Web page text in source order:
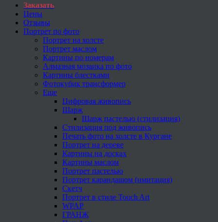
Заказать
Цены
Отзывы
Портрет по фото
Портрет на холсте
Портрет маслом
Картины по номерам
Алмазная мозаика по фото
Картины блестками
Фотокубик трансформер
Еще
Цифровая живопись
Шарж
Шарж пастелью (стилизация)
Стилизация под живопись
Печать фото на холсте в Кургане
Портрет на дереве
Картины на досках
Картины маслом
Портрет пастелью
Портрет карандашом (имитация)
Скетч
Портрет в стиле Touch Art
WPAP
ГРАНЖ